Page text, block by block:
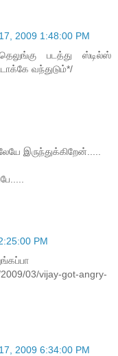
2009 1:48:00 PM
படத்து ஸ்டில்ஸ்
வந்துடும்*/
இருந்துக்கிறேன்.....
PM
03/vijay-got-angry-
2009 6:34:00 PM